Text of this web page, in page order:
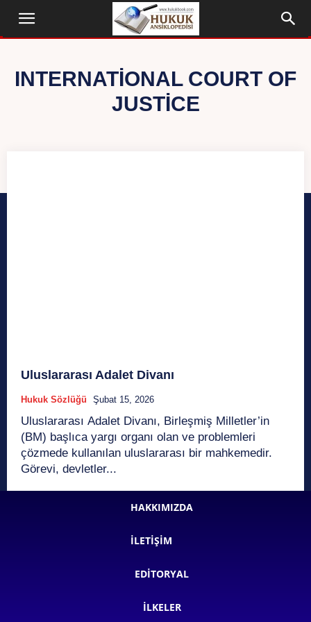
INTERNATIONAL COURT OF
JUSTICE
Uluslararası Adalet Divanı
Hukuk Sözlüğü Şubat 15, 2026
Uluslararası Adalet Divanı, Birleşmiş Milletler’in
(BM) başlıca yargı organı olan ve problemleri
çözmede kullanılan uluslararası bir mahkemedir.
Görevi, devletler...
HAKKIMIZDA
İLETIŞIM
EDITORYAL
İLKELER